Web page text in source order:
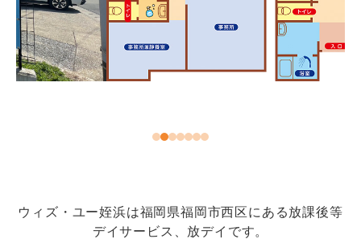
ウィズ・ユー姪浜は福岡県福岡市西区にある放課後等
デイサービス、放デイです。